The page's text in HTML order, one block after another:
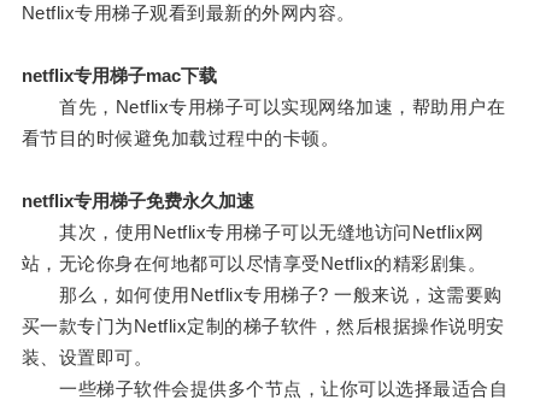
Netflix专用梯子观看到最新的外网内容。
netflix专用梯子mac下载
首先，Netflix专用梯子可以实现网络加速，帮助用户在
看节目的时候避免加载过程中的卡顿。
netflix专用梯子免费永久加速
其次，使用Netflix专用梯子可以无缝地访问Netflix网
站，无论你身在何地都可以尽情享受Netflix的精彩剧集。
那么，如何使用Netflix专用梯子? 一般来说，这需要购
买一款专门为Netflix定制的梯子软件，然后根据操作说明安
装、设置即可。
一些梯子软件会提供多个节点，让你可以选择最适合自